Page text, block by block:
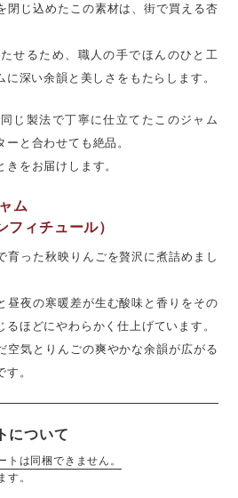
閉じ込めたこの素材は、街で買える杏
せるため、職人の手でほんのひと工
深い余韻と美しさをもたらします。
じ製法で丁寧に仕立てたこのジャム
と合わせても絶品。
をお届けします。
ム
フィチュール）
育った秋映りんごを贅沢に煮詰めまし
昼夜の寒暖差が生む酸味と香りをその
ほどにやわらかく仕上げています。
空気とりんごの爽やかな余韻が広がる
。
について
トは同梱できません。
す。